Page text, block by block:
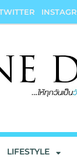
LIFESTYLE